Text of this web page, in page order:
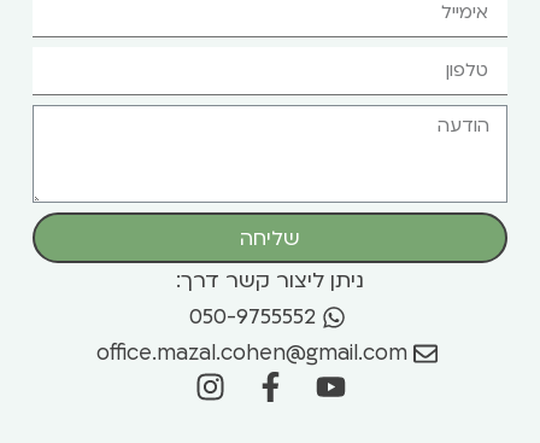
שליחה
ניתן ליצור קשר דרך:
050-9755552
office.mazal.cohen@gmail.com